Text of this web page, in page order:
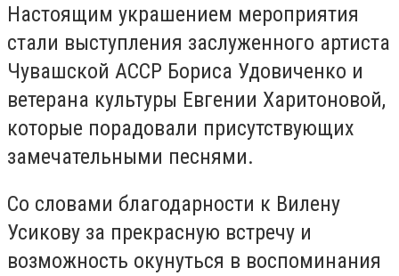
Настоящим украшением мероприятия
стали выступления заслуженного артиста
Чувашской АССР Бориса Удовиченко и
ветерана культуры Евгении Харитоновой,
которые порадовали присутствующих
замечательными песнями.
Со словами благодарности к Вилену
Усикову за прекрасную встречу и
возможность окунуться в воспоминания